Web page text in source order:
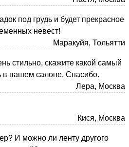
под грудь и будет прекрасное
невест!
Маракуйя, Тольятти
стильно, скажите какой самый
в вашем салоне. Спасибо.
Лера, Москва
Кися, Москва
И можно ли ленту другого